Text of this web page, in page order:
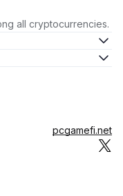
all cryptocurrencies.
pcgamefi.net